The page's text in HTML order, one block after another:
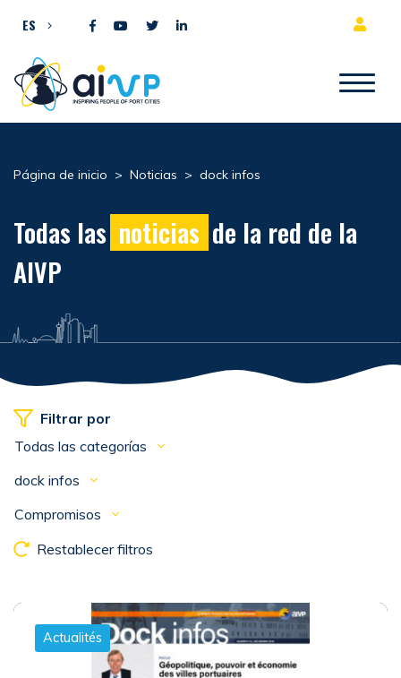
ES
Página de inicio > Noticias > dock infos
Todas las noticias de la red de la
AIVP
Filtrar por
Todas las categorías
dock infos
Compromisos
Restablecer filtros
Actualités